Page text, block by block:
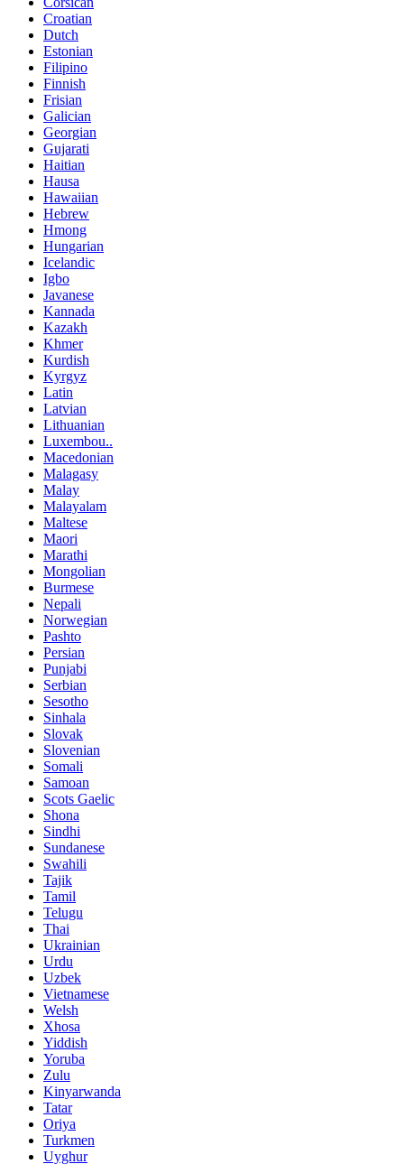
Croatian
Dutch
Estonian
Filipino
Finnish
Frisian
Galician
Georgian
Gujarati
Haitian
Hausa
Hawaiian
Hebrew
Hmong
Hungarian
Icelandic
Igbo
Javanese
Kannada
Kazakh
Khmer
Kurdish
Kyrgyz
Latin
Latvian
Lithuanian
Luxembou..
Macedonian
Malagasy
Malay
Malayalam
Maltese
Maori
Marathi
Mongolian
Burmese
Nepali
Norwegian
Pashto
Persian
Punjabi
Serbian
Sesotho
Sinhala
Slovak
Slovenian
Somali
Samoan
Scots Gaelic
Shona
Sindhi
Sundanese
Swahili
Tajik
Tamil
Telugu
Thai
Ukrainian
Urdu
Uzbek
Vietnamese
Welsh
Xhosa
Yiddish
Yoruba
Zulu
Kinyarwanda
Tatar
Oriya
Turkmen
Uyghur